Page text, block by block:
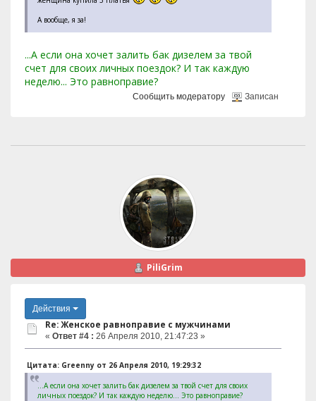
А вообще, я за!
...А если она хочет залить бак дизелем за твой
счет для своих личных поездок? И так каждую
неделю... Это равноправие?
Сообщить модератору Записан
PiliGrim
Действия
Re: Женское равноправие с мужчинами
« Ответ #4 : 26 Апреля 2010, 21:47:23 »
Цитата: Greenny от 26 Апреля 2010, 19:29:32
...А если она хочет залить бак дизелем за твой счет для своих
личных поездок? И так каждую неделю... Это равноправие?